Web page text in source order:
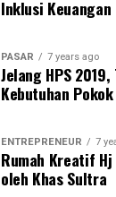
Inklusi Keuangan
PASAR 7 years ago
Jelang HPS 2019,
Kebutuhan
ENTREPRENEUR 7
Rumah Kreatif
oleh Khas Sultra